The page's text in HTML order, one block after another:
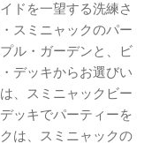
ドを一望する洗練さ
スミニャックのパー
ル・ガーデンと、ビ
デッキからお選びい
、スミニャックビー
ッキでパーティーを
は、スミニャックの